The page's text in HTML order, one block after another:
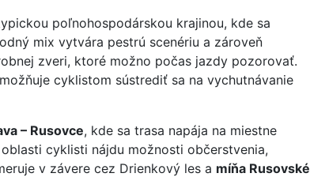
poľnohospodárskou krajinou, kde sa
mix vytvára pestrú scenériu a zároveň
zveri, ktoré možno počas jazdy pozorovať.
cyklistom sústrediť sa na vychutnávanie
– Rusovce, kde sa trasa napája na miestne
cyklisti nájdu možnosti občerstvenia,
v závere cez Drienkový les a míňa Rusovské